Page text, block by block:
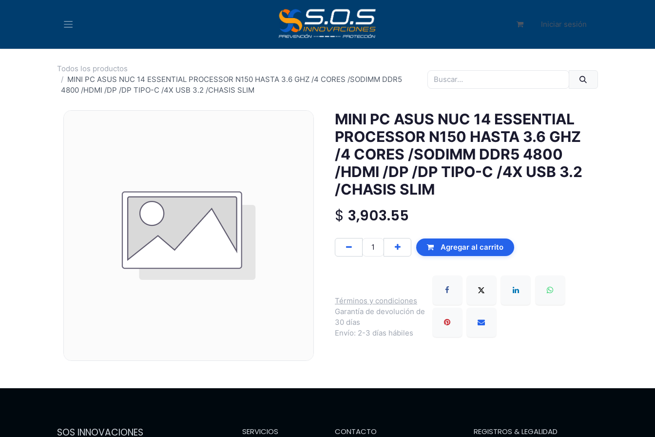
Iniciar sesión
Todos los productos
MINI PC ASUS NUC 14 ESSENTIAL PROCESSOR N150 HASTA 3.6 GHZ /4 CORES /SODIMM DDR5
4800 /HDMI /DP /DP TIPO-C /4X USB 3.2 /CHASIS SLIM
MINI PC ASUS NUC 14 ESSENTIAL
PROCESSOR N150 HASTA 3.6 GHZ
/4 CORES /SODIMM DDR5 4800
/HDMI /DP /DP TIPO-C /4X USB 3.2
/CHASIS SLIM
$ 3,903.55
Agregar al carrito
Términos y condiciones
Garantía de devolución de
30 días
Envío: 2-3 días hábiles
SOS INNOVACIONES SERVICIOS CONTACTO REGISTROS & LEGALIDAD